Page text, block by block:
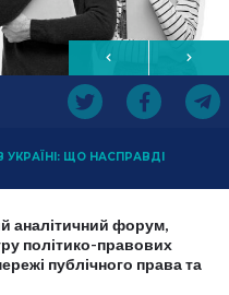
УКРАЇНІ: ЩО НАСПРАВДІ
аналітичний форум,
політико-правових
публічного права та